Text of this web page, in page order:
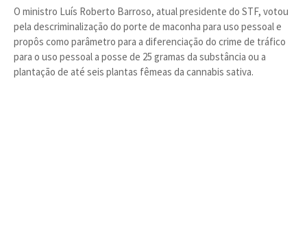
O ministro Luís Roberto Barroso, atual presidente do STF, votou
pela descriminalização do porte de maconha para uso pessoal e
propôs como parâmetro para a diferenciação do crime de tráfico
para o uso pessoal a posse de 25 gramas da substância ou a
plantação de até seis plantas fêmeas da cannabis sativa.